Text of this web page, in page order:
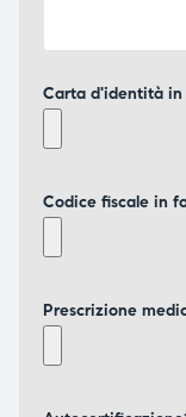
Carta d'identità in
Codice fiscale in
Prescrizione